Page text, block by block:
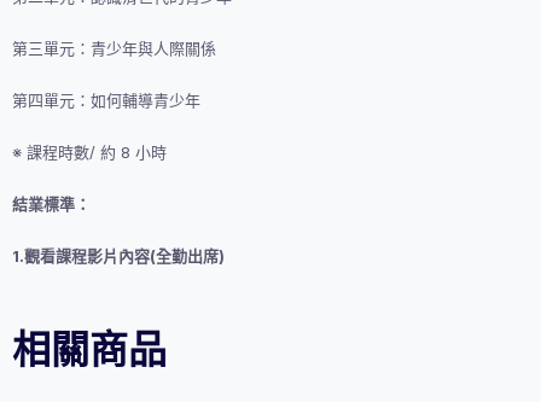
第三單元：青少年與人際關係
第四單元：如何輔導青少年
※ 課程時數/ 約 8 小時
結業標準：
1.觀看課程影片內容(全勤出席)
相關商品